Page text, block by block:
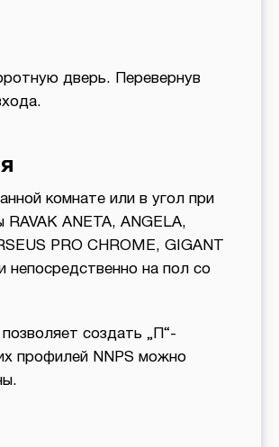
дверь. Перевернув
комнате или в угол при
ANETA, ANGELA,
PRO CHROME, GIGANT
непосредственно на пол со
создать „П“-
профилей NNPS можно